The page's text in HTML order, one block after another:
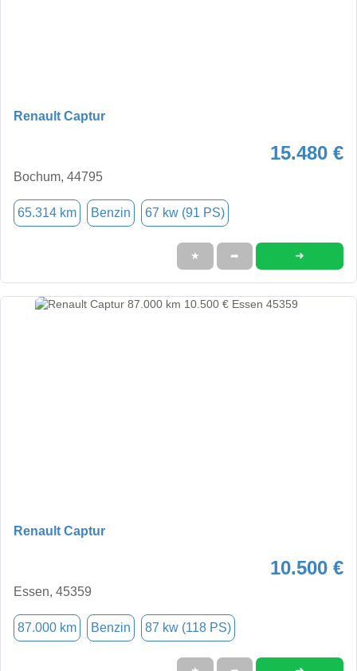
Renault Captur
15.480 €
Bochum, 44795
65.314 km Benzin 67 kw (91 PS)
★ ➦ ➜
Renault Captur
10.500 €
Essen, 45359
87.000 km Benzin 87 kw (118 PS)